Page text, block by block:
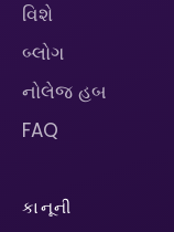
વિશે
બ્લોગ
નોલેજ હબ
FAQ
કાનૂની